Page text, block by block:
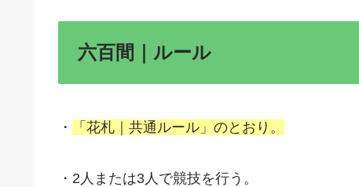
六百間｜ルール
・ 「花札｜共通ルール」のとおり。
・2人または3人で競技を行う。